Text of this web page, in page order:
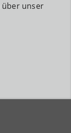
über unser